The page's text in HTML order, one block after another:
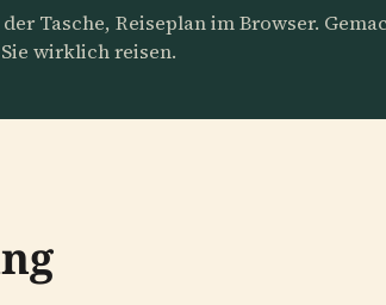
Tasche, Reiseplan im Browser.
wirklich reisen.